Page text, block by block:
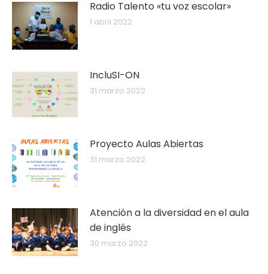
Radio Talento «tu voz escolar»
1 abril 2022
IncluSI-ON
31 marzo 2022
Proyecto Aulas Abiertas
31 marzo 2022
Atención a la diversidad en el aula
de inglés
30 marzo 2022